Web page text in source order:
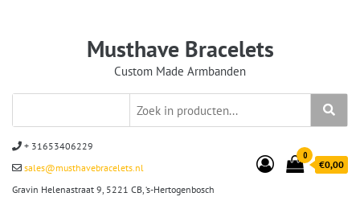
Musthave Bracelets
Custom Made Armbanden
+ 31653406229
sales@musthavebracelets.nl
Gravin Helenastraat 9, 5221 CB, ‘s-Hertogenbosch
0
€0,00